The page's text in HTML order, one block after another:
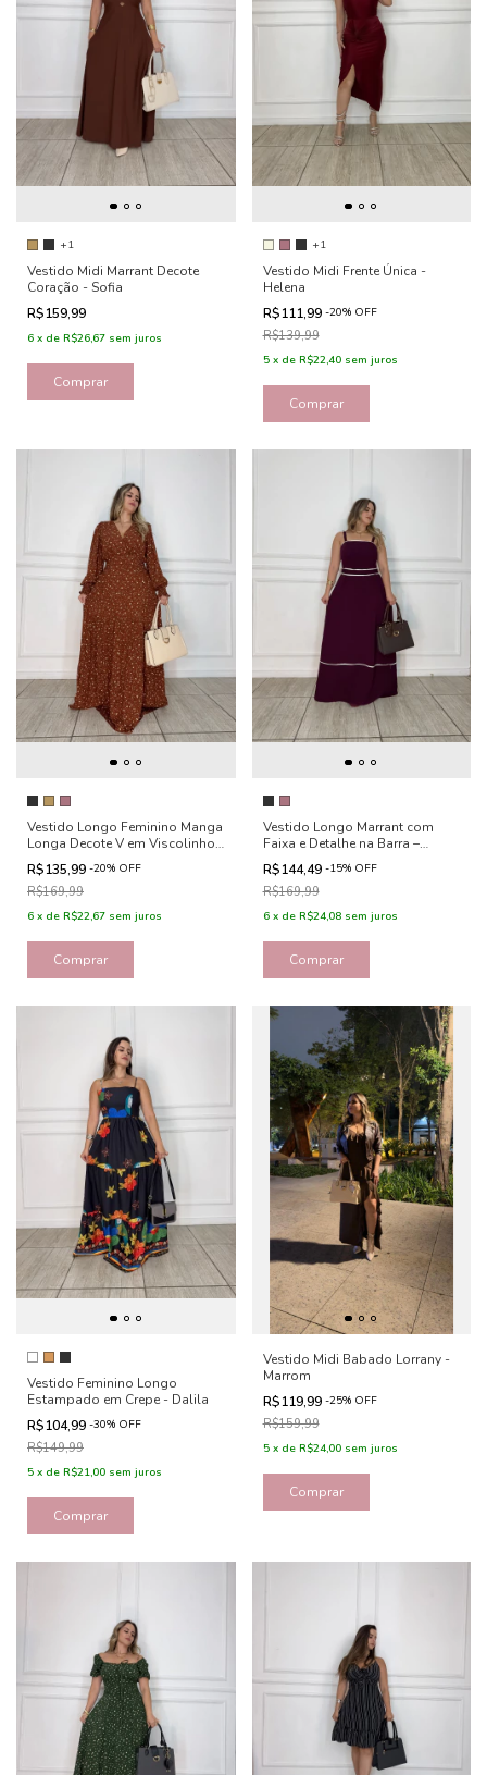
+1
Vestido Midi Marrant Decote
Coração - Sofia
R$159,99
6 x de R$26,67 sem juros
Comprar
+1
Vestido Midi Frente Única -
Helena
R$111,99 -20% OFF
R$139,99
5 x de R$22,40 sem juros
Comprar
Vestido Longo Feminino Manga
Longa Decote V em Viscolinho
Forrado - Valentina
R$135,99 -20% OFF
R$169,99
6 x de R$22,67 sem juros
Comprar
Vestido Longo Marrant com
Faixa e Detalhe na Barra –
Dandara
R$144,49 -15% OFF
R$169,99
6 x de R$24,08 sem juros
Comprar
Vestido Feminino Longo
Estampado em Crepe - Dalila
R$104,99 -30% OFF
R$149,99
5 x de R$21,00 sem juros
Comprar
Vestido Midi Babado Lorrany -
Marrom
R$119,99 -25% OFF
R$159,99
5 x de R$24,00 sem juros
Comprar